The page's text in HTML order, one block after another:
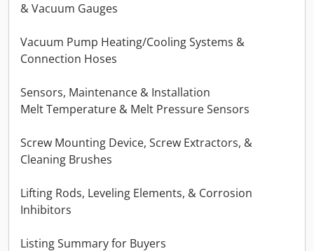
& Vacuum Gauges
Vacuum Pump Heating/Cooling Systems &
Connection Hoses
Sensors, Maintenance & Installation
Melt Temperature & Melt Pressure Sensors
Screw Mounting Device, Screw Extractors, &
Cleaning Brushes
Lifting Rods, Leveling Elements, & Corrosion
Inhibitors
Listing Summary for Buyers